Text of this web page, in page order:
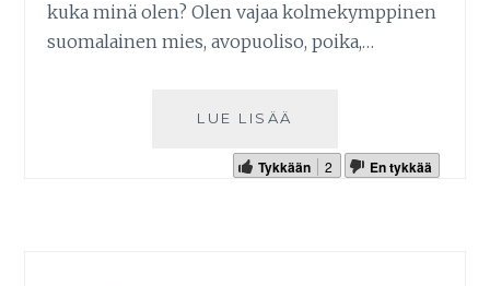
kuka minä olen? Olen vajaa kolmekymppinen
suomalainen mies, avopuoliso, poika,…
LUE LISÄÄ
Tykkään 2 En tykkää